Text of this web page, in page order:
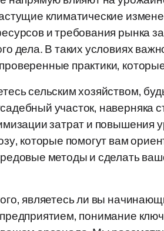
климатические
и требования рынка
дела. В таких условиях
практики,
сельским хозяйством,
участок, наверняка
затрат и
которые помогут вам
методы и сделать
являетесь ли вы
понимание